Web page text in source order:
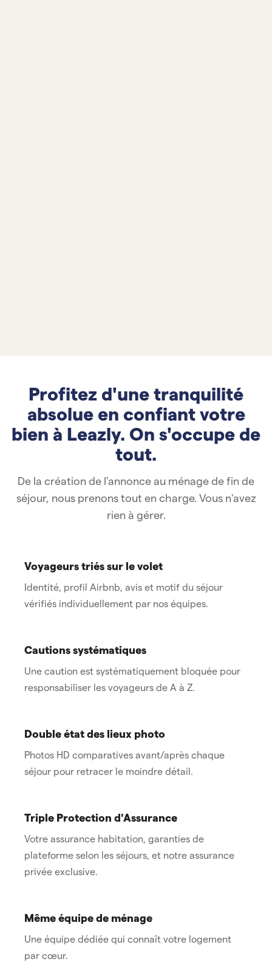
Profitez d'une tranquilité
absolue en confiant votre
bien à Leazly. On s'occupe de
tout.
De la création de l'annonce au ménage de fin de
séjour, nous prenons tout en charge. Vous n'avez
rien à gérer.
Voyageurs triés sur le volet
Identité, profil Airbnb, avis et motif du séjour
vérifiés individuellement par nos équipes.
Cautions systématiques
Une caution est systématiquement bloquée pour
responsabiliser les voyageurs de A à Z.
Double état des lieux photo
Photos HD comparatives avant/après chaque
séjour pour retracer le moindre détail.
Triple Protection d'Assurance
Votre assurance habitation, garanties de
plateforme selon les séjours, et notre assurance
privée exclusive.
Même équipe de ménage
Une équipe dédiée qui connaît votre logement
par cœur.